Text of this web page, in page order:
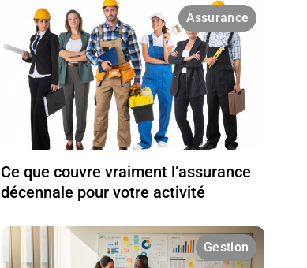
Assurance
Ce que couvre vraiment l’assurance
décennale pour votre activité
Gestion